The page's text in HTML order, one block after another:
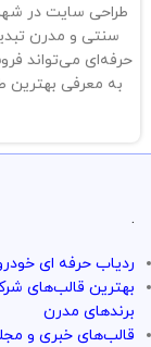
طراحی سایت در
سنتی و مدرن
حرفه‌ای می‌تواند
به معرفی بهترین
.
ردیاب حرفه ای
بهترین قالب‌های
برندهای مدرن
قالب‌های خبری و